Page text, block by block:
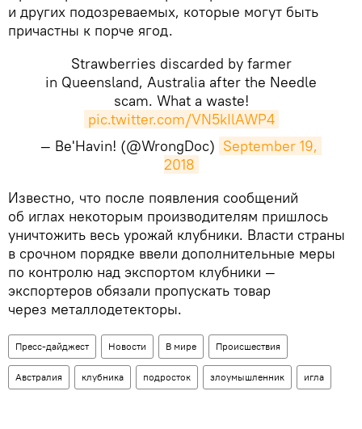
и других подозреваемых, которые могут быть
причастны к порче ягод.
Strawberries discarded by farmer
in Queensland, Australia after the Needle
scam. What a waste!
pic.twitter.com/VN5kIlAWP4
— Be'Havin! (@WrongDoc) September 19,
2018
​Известно, что после появления сообщений
об иглах некоторым производителям пришлось
уничтожить весь урожай клубники. Власти страны
в срочном порядке ввели дополнительные меры
по контролю над экспортом клубники —
экспортеров обязали пропускать товар
через металлодетекторы.
Пресс-дайджест Новости В мире Происшествия
Австралия клубника подросток злоумышленник игла